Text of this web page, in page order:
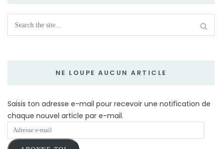
NE LOUPE AUCUN ARTICLE
Saisis ton adresse e-mail pour recevoir une notification de
chaque nouvel article par e-mail.
Adresse
e-